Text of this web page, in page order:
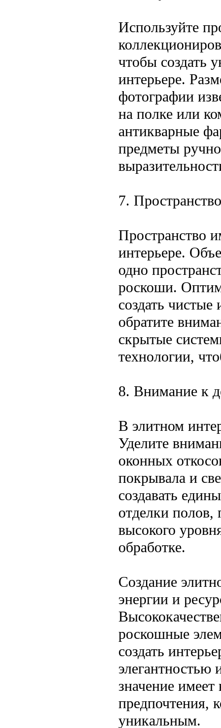
Используйте
чтобы создать
интерьере.
фотографии
на полке или
антикварные
предметы
7.
Пространство
интерьере.
одно
роскоши.
создать
обратите
скрытые
технологии,
8. Внимание к
В элитном
Уделите
оконных
покрывала и
создавать
отделки полов,
высокого
обработке.
Создание
энергии и
роскошные
создать
значение
предпочтения,
уникальным.